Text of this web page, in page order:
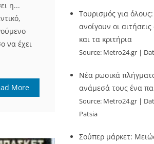
η...
να έχει
More
Τουρισμός για
ανοίγουν οι
και τα κριτήρια
Source: Metro24.gr
Νέα ρωσικά
ανάμεσά τους ένα
Source: Metro24.gr
Patsia
Σούπερ μάρκετ: